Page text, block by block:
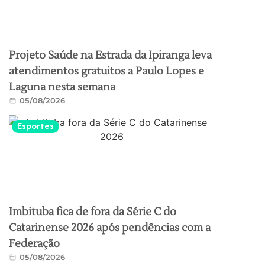
Projeto Saúde na Estrada da Ipiranga leva
atendimentos gratuitos a Paulo Lopes e
Laguna nesta semana
05/08/2026
Esportes
Imbituba fica de fora da Série C do
Catarinense 2026 após pendências com a
Federação
05/08/2026